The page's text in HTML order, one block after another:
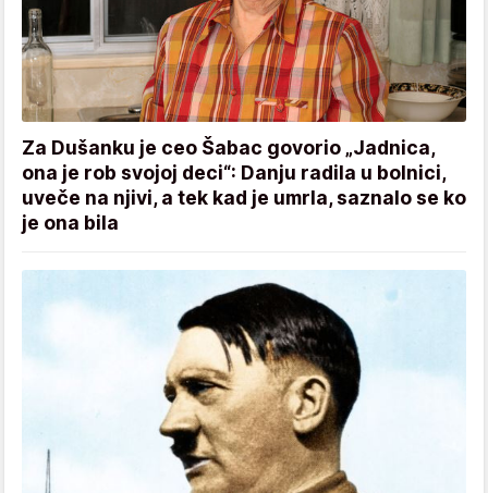
Za Dušanku je ceo Šabac govorio „Jadnica,
ona je rob svojoj deci“: Danju radila u bolnici,
uveče na njivi, a tek kad je umrla, saznalo se ko
je ona bila